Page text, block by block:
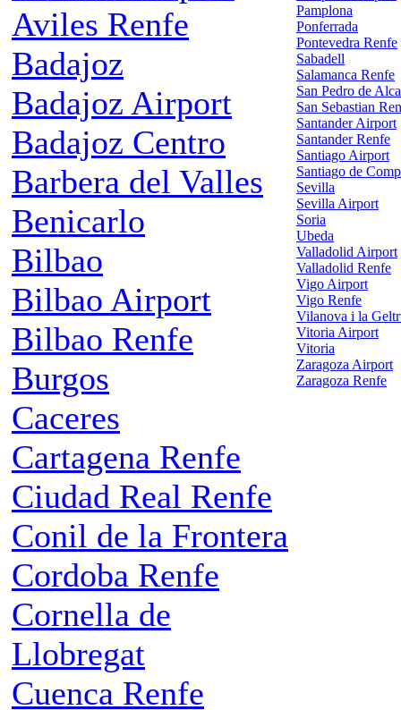
Aviles Renfe
Badajoz
Badajoz Airport
Badajoz Centro
Barbera del Valles
Benicarlo
Bilbao
Bilbao Airport
Bilbao Renfe
Burgos
Caceres
Cartagena Renfe
Ciudad Real Renfe
Conil de la Frontera
Cordoba Renfe
Cornella de
Llobregat
Cuenca Renfe
Pamplona
Ponferrada
Pontevedra Renfe
Sabadell
Salamanca Renfe
San Pedro de
San Sebastian
Santander Airport
Santander Renfe
Santiago Airport
Santiago de
Sevilla
Sevilla Airport
Soria
Ubeda
Valladolid Airport
Valladolid Renfe
Vigo Airport
Vigo Renfe
Vilanova i la
Vitoria Airport
Vitoria
Zaragoza Airport
Zaragoza Renfe